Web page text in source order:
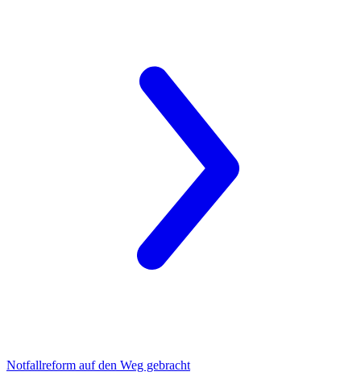
Notfallreform auf den Weg gebracht